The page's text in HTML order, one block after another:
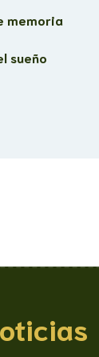
memoria
sueño